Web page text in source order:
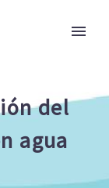
del
agua